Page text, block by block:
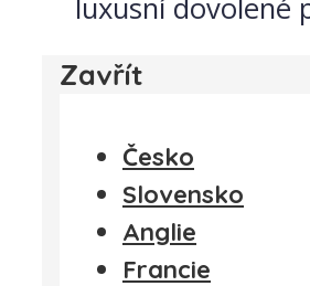
luxusní dovolené
Zavřít
Česko
Slovensko
Anglie
Francie